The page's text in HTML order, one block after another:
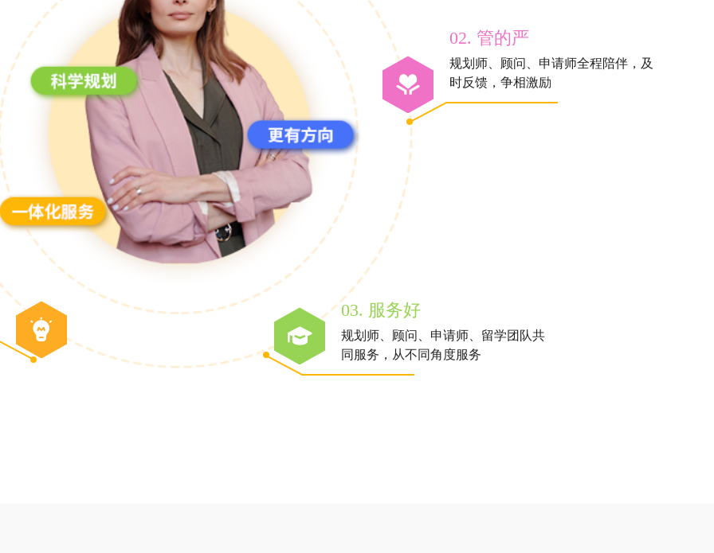
02. 管的严
规划师、顾问、申请师全程陪伴，及
时反馈，争相激励
03. 服务好
规划师、顾问、申请师、留学团队共
同服务，从不同角度服务